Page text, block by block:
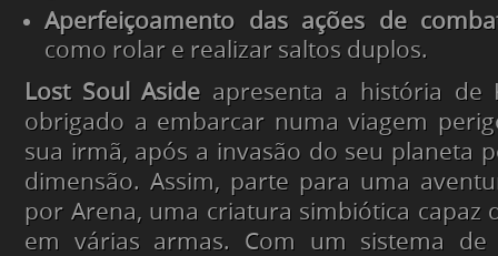
Aperfeiçoamento das ações de
como rolar e realizar saltos duplos.
Lost Soul Aside apresenta a história de
obrigado a embarcar numa viagem
sua irmã, após a invasão do seu planeta
dimensão. Assim, parte para uma
por Arena, uma criatura simbiótica capaz
em várias armas. Com um sistema de